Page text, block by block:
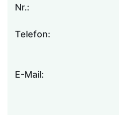
Nr.:
Telefon:
E-Mail: